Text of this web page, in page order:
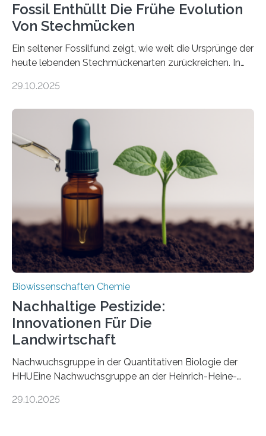
Fossil Enthüllt Die Frühe Evolution
Von Stechmücken
Ein seltener Fossilfund zeigt, wie weit die Ursprünge der
heute lebenden Stechmückenarten zurückreichen. In
Forschende die bisher älteste bekannte Stechmücken-
Region Kachin in Myanmar und hat sich in
ausgezeichnetem Zustand erhalten. Es konnte als neue
Art einer neuen Gattung beschrieben werden und trägt
nun den Namen Cretosabethes primaevus. Dieser erste
fossile Nachweis einer Stechmückenlarve in Bernstein
stellt gleichzeitig den ersten Fossilfund einer
Mückenlarve aus dem Mesozoikum dar, denn…
29.10.2025
Biowissenschaften Chemie
Nachhaltige Pestizide:
Innovationen Für Die
Landwirtschaft
Nachwuchsgruppe in der Quantitativen Biologie der
HHUEine Nachwuchsgruppe an der Heinrich-Heine-
fünf Jahren erforschen, wie Bakterien auf
29.10.2025